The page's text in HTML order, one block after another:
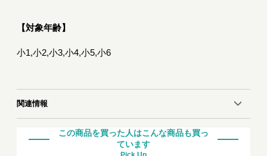
【対象年齢】
小1,小2,小3,小4,小5,小6
関連情報
この商品を買った人はこんな商品も買っ
ています